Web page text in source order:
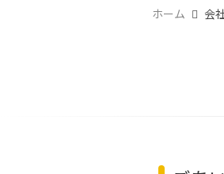
ホーム 会